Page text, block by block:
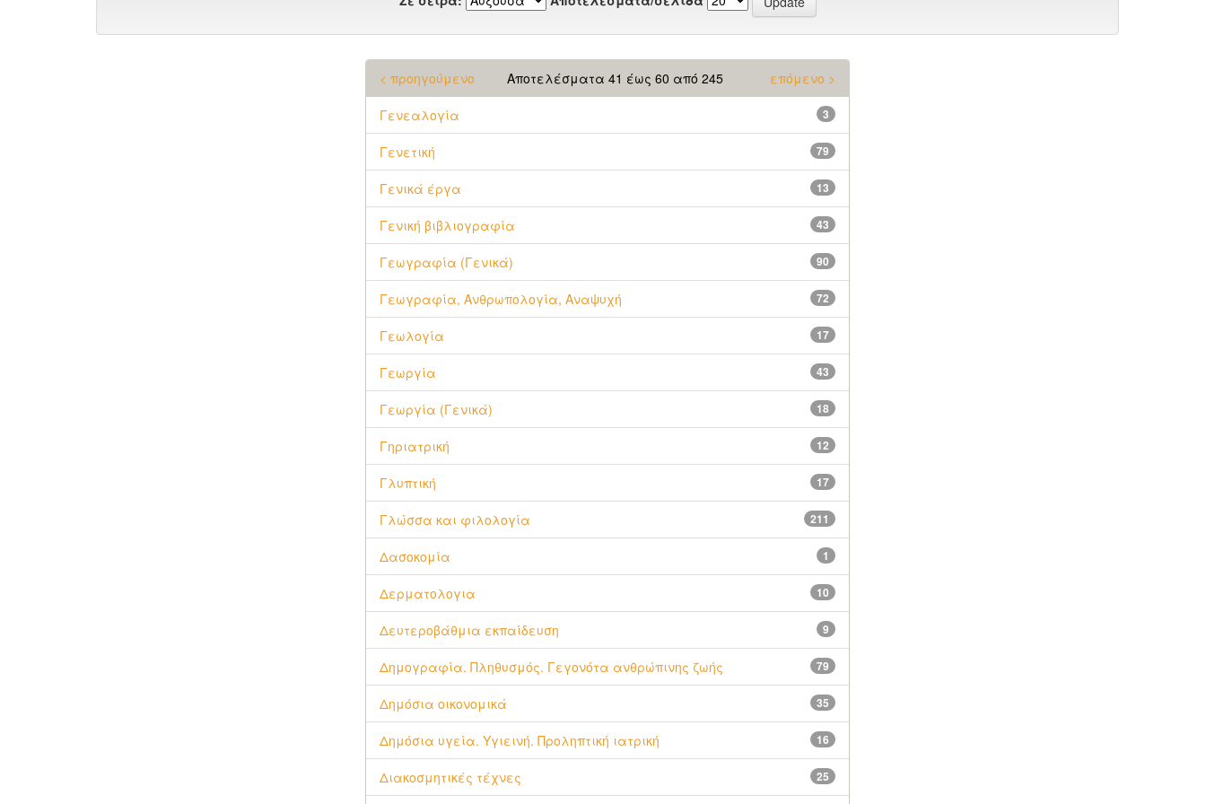
Αποτελέσματα 41 έως 60 από 245
< προηγούμενο επόμενο >
Γενεαλογία 3
Γενετική 79
Γενικά έργα 13
Γενική βιβλιογραφία 43
Γεωγραφία (Γενικά) 90
Γεωγραφία, Ανθρωπολογία, Αναψυχή 72
Γεωλογία 17
Γεωργία 43
Γεωργία (Γενικά) 18
Γηριατρική 12
Γλυπτική 17
Γλώσσα και φιλολογία 211
Δασοκομία 1
Δερματολογια 10
Δευτεροβάθμια εκπαίδευση 9
Δημογραφία. Πληθυσμός. Γεγονότα ανθρώπινης ζωής 79
Δημόσια οικονομικά 35
Δημόσια υγεία. Υγιεινή. Προληπτική ιατρική 16
Διακοσμητικές τέχνες 25